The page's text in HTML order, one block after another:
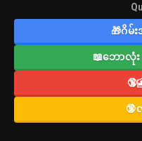
🎁ဂိမ်
📖ဘောလုံ
🔞